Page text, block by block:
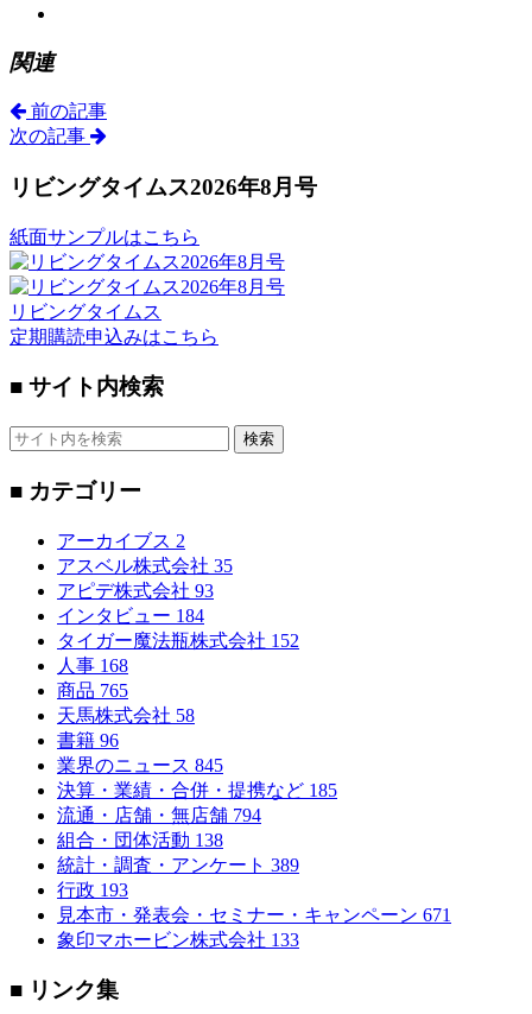
関連
前の記事
次の記事
リビングタイムス2026年8月号
紙面サンプルはこちら
リビングタイムス
定期購読申込みはこちら
■ サイト内検索
検索
■ カテゴリー
アーカイブス 2
アスベル株式会社 35
アピデ株式会社 93
インタビュー 184
タイガー魔法瓶株式会社 152
人事 168
商品 765
天馬株式会社 58
書籍 96
業界のニュース 845
決算・業績・合併・提携など 185
流通・店舗・無店舗 794
組合・団体活動 138
統計・調査・アンケート 389
行政 193
見本市・発表会・セミナー・キャンペーン 671
象印マホービン株式会社 133
■ リンク集